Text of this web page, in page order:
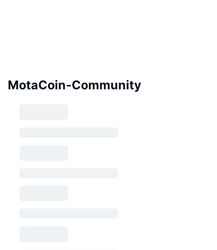
MotaCoin-Community